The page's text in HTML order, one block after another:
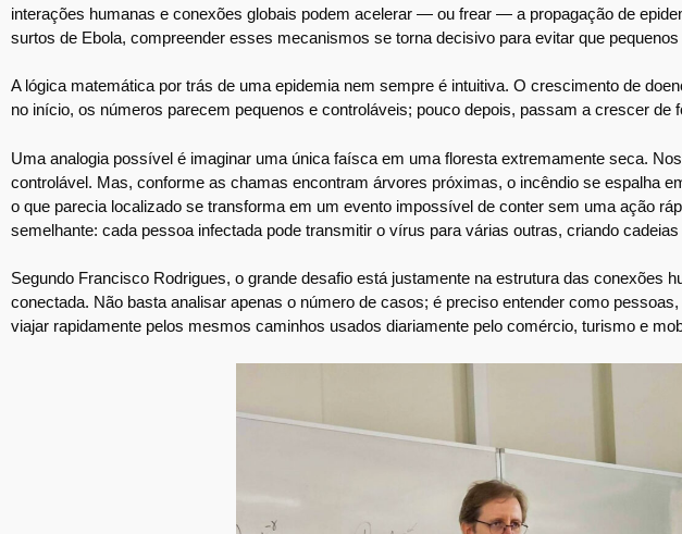
interações humanas e conexões globais podem acelerar — ou frear — a propagação de
surtos de Ebola, compreender esses mecanismos se torna decisivo para evitar que
A lógica matemática por trás de uma epidemia nem sempre é intuitiva. O crescimento de
no início, os números parecem pequenos e controláveis; pouco depois, passam a crescer de
Uma analogia possível é imaginar uma única faísca em uma floresta extremamente seca.
controlável. Mas, conforme as chamas encontram árvores próximas, o incêndio se espalha
o que parecia localizado se transforma em um evento impossível de conter sem uma ação
semelhante: cada pessoa infectada pode transmitir o vírus para várias outras, criando
Segundo Francisco Rodrigues, o grande desafio está justamente na estrutura das conexões
conectada. Não basta analisar apenas o número de casos; é preciso entender como
viajar rapidamente pelos mesmos caminhos usados diariamente pelo comércio, turismo e